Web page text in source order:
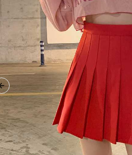
Previous slide